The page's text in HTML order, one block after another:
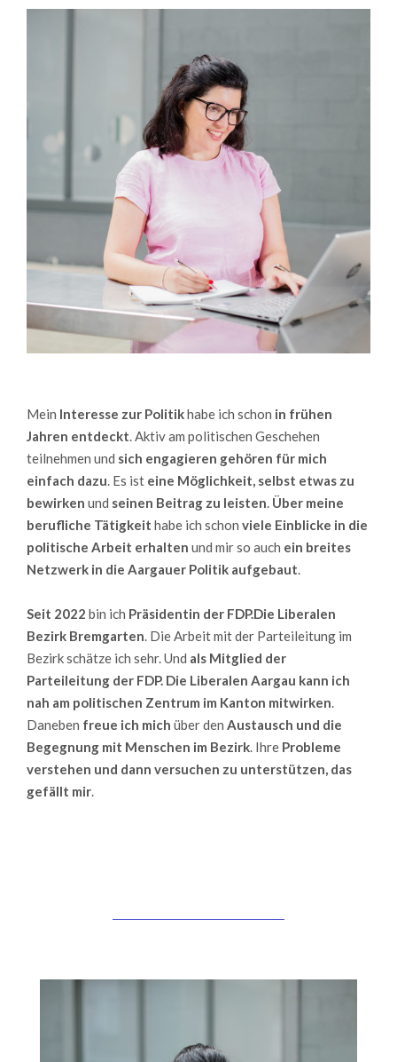
Mein Interesse zur Politikhabe ich schon in frühen
Jahren entdeckt. Aktiv am politischen Geschehen
teilnehmen und sich engagieren gehören für mich
einfach dazu. Es ist eine Möglichkeit, selbst etwas zu
bewirken und seinen Beitrag zu leisten. Über meine
berufliche Tätigkeit habe ich schon viele Einblicke in die
politische Arbeit erhalten und mir so auch ein breites
Netzwerk in die Aargauer Politik aufgebaut.
Seit 2022 bin ich Präsidentin der FDP.Die Liberalen
Bezirk Bremgarten. Die Arbeit mit der Parteileitung im
Bezirk schätze ich sehr. Und als Mitglied der
Parteileitung der FDP. Die Liberalen Aargau kann ich
nah am politischen Zentrum im Kanton mitwirken.
Daneben freue ich mich über den Austausch und die
Begegnung mit Menschen im Bezirk. Ihre Probleme
verstehen und dann versuchen zu unterstützen, das
gefällt mir.